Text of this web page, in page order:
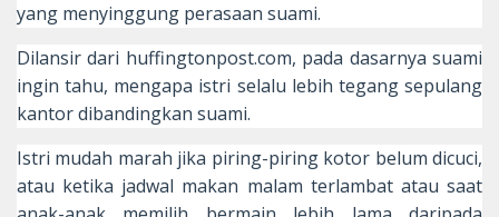
yang menyinggung perasaan suami.
Dilansir dari huffingtonpost.com, pada dasarnya suami
ingin tahu, mengapa istri selalu lebih tegang sepulang
kantor dibandingkan suami.
Istri mudah marah jika piring-piring kotor belum dicuci,
atau ketika jadwal makan malam terlambat atau saat